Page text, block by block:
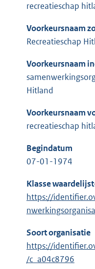
recreatieschap
Voorkeursnaam
Recreatieschap
Voorkeursnaam
Hitland
Voorkeursnaam
recreatieschap
Begindatum
07-01-1974
Klasse
https://
Soort organisatie
https://
/c_a04c8796